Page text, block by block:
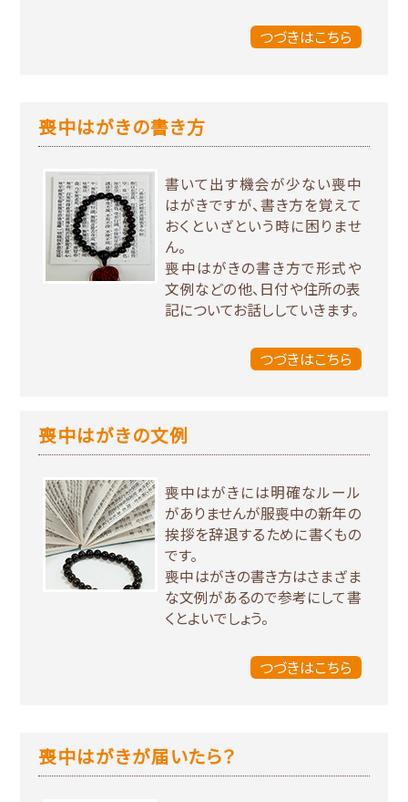
つづきはこちら
喪中はがきの書き方
書いて出す機会が少ない喪中
はがきですが、書き方を覚えて
おくといざという時に困りませ
ん。
喪中はがきの書き方で形式や
文例などの他、日付や住所の表
記についてお話ししていきます。
つづきはこちら
喪中はがきの文例
喪中はがきには明確なルール
がありませんが服喪中の新年の
挨拶を辞退するために書くもの
です。
喪中はがきの書き方はさまざま
な文例があるので参考にして書
くとよいでしょう。
つづきはこちら
喪中はがきが届いたら？